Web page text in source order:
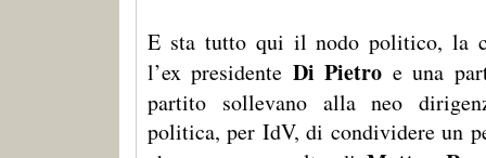
E sta tutto qui il nodo politico, la
l’ex presidente Di Pietro e una
partito sollevano alla neo
politica, per IdV, di condividere un